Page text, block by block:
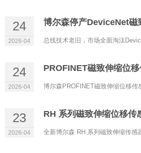
24
2026-04
24
2026-04
23
2026-04